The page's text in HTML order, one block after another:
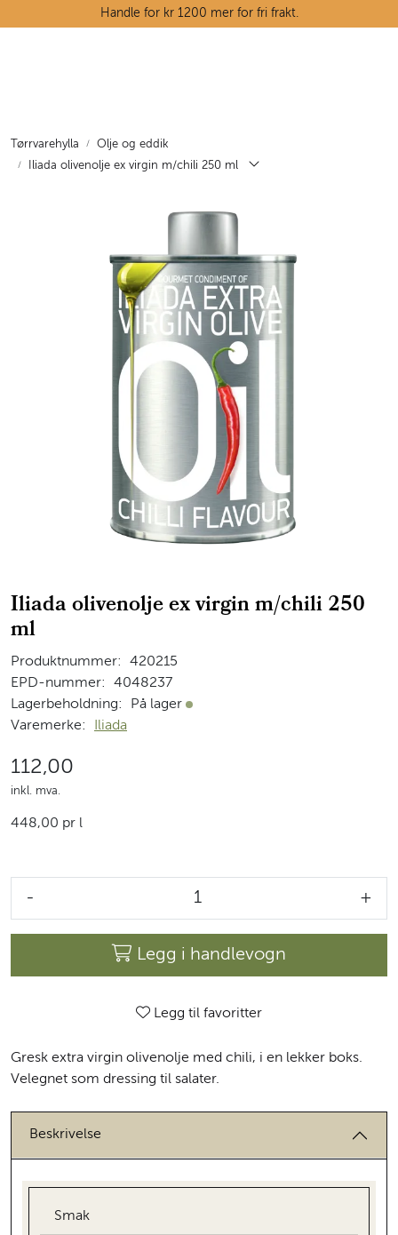
Skip to main contentHandle for kr 1200 mer for fri frakt.
Tørrvarehylla
Olje og eddik
Iliada olivenolje ex virgin m/chili 250 ml
Iliada olivenolje ex virgin m/chili 250
ml
Produktnummer:
420215
EPD-nummer:
4048237
Lagerbeholdning:
På lager På lager
Varemerke: Iliada
112,00
inkl. mva.
448,00 pr l
- +
Legg i handlevogn
Legg til favoritter
Gresk extra virgin olivenolje med chili, i en lekker boks.
Velegnet som dressing til salater.
Beskrivelse
Smak
Tørrvarehylla
Kunnskapshjørnet